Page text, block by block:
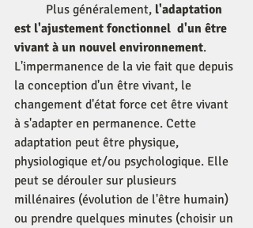
Plus généralement, l'adaptation
est l'ajustement fonctionnel  d'un être
vivant à un nouvel environnement.
L'impermanence de la vie fait que depuis
la conception d'un être vivant, le
changement d'état force cet être vivant
à s'adapter en permanence. Cette
adaptation peut être physique,
physiologique et/ou psychologique. Elle
peut se dérouler sur plusieurs
millénaires (évolution de l'être humain)
ou prendre quelques minutes (choisir un